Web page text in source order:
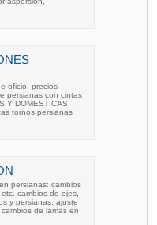
oficio. precios
persianas con cintas
Y DOMESTICAS
tornos persianas
persianas: cambios
cambios de ejes,
y persianas. ajuste
de lamas en